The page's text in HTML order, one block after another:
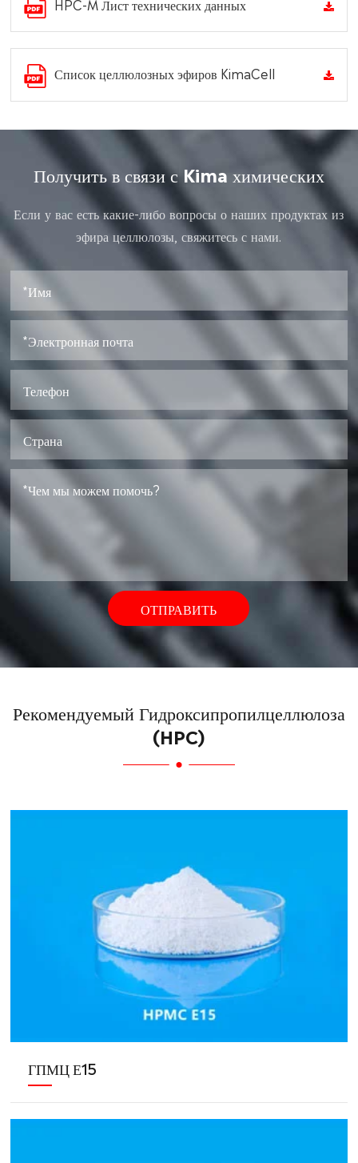
Список целлюлозных эфиров KimaCell
Получить в связи с Kima химических
Если у вас есть какие-либо вопросы о наших продуктах из
эфира целлюлозы, свяжитесь с нами.
ОТПРАВИТЬ
Рекомендуемый Гидроксипропилцеллюлоза
(HPC)
ГПМЦ Е15